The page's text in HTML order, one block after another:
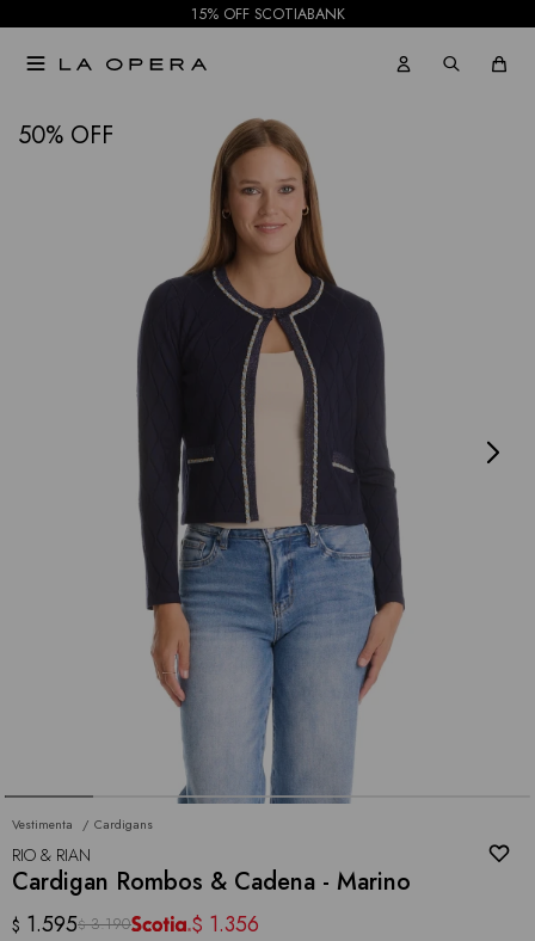
15% OFF SCOTIABANK

50
Vestimenta Cardigans
RIO & RIAN
Cardigan Rombos & Cadena - Marino
$ 1.595$ 3.190 $ 1.356
NOTIFICARME